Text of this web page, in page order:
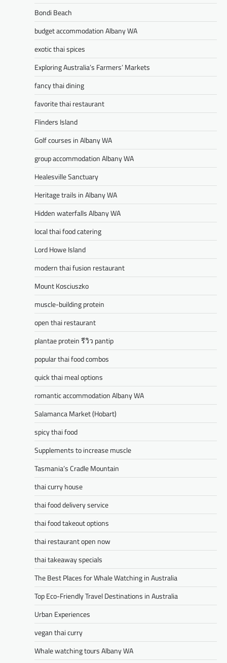
Bondi Beach
budget accommodation Albany WA
exotic thai spices
Exploring Australia’s Farmers’ Markets
fancy thai dining
favorite thai restaurant
Flinders Island
Golf courses in Albany WA
group accommodation Albany WA
Healesville Sanctuary
Heritage trails in Albany WA
Hidden waterfalls Albany WA
local thai food catering
Lord Howe Island
modern thai fusion restaurant
Mount Kosciuszko
muscle-building protein
open thai restaurant
plantae protein รีวิว pantip
popular thai food combos
quick thai meal options
romantic accommodation Albany WA
Salamanca Market (Hobart)
spicy thai food
Supplements to increase muscle
Tasmania’s Cradle Mountain
thai curry house
thai food delivery service
thai food takeout options
thai restaurant open now
thai takeaway specials
The Best Places for Whale Watching in Australia
Top Eco-Friendly Travel Destinations in Australia
Urban Experiences
vegan thai curry
Whale watching tours Albany WA